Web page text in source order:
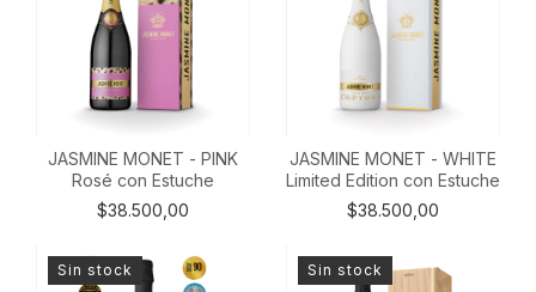
JASMINE MONET - PINK
Rosé con Estuche
$38.500,00
JASMINE MONET - WHITE
Limited Edition con Estuche
$38.500,00
Sin stock Sin stock